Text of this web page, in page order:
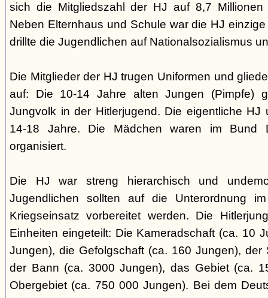
sich die Mitgliedszahl der HJ auf 8,7 Millionen
Neben Elternhaus und Schule war die HJ
drillte die Jugendlichen auf Nationalsozialismus
Die Mitglieder der HJ trugen Uniformen und
auf: Die 10-14 Jahre alten Jungen (Pimpfe)
Jungvolk in der Hitlerjugend. Die eigentliche HJ
14-18 Jahre. Die Mädchen waren im Bund
organisiert.
Die HJ war streng hierarchisch und
Jugendlichen sollten auf die Unterordnung
Kriegseinsatz vorbereitet werden. Die
Einheiten eingeteilt: Die Kameradschaft (ca. 10
Jungen), die Gefolgschaft (ca. 160 Jungen), der
der Bann (ca. 3000 Jungen), das Gebiet (ca.
Obergebiet (ca. 750 000 Jungen). Bei dem